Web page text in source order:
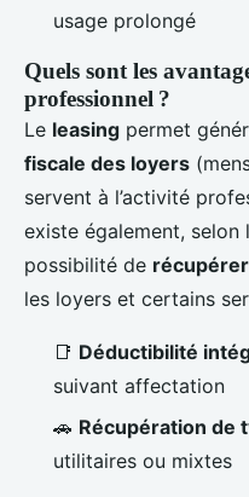
usage prolongé
Quels sont les
professionnel ?
Le leasing permet
fiscale des loyers
servent à l’activité
existe également, selon
possibilité de
les loyers et certains
📑 Déductibilité
suivant affectation
🚗 Récupération de
utilitaires ou mixtes